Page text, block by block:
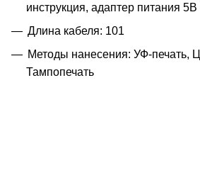
инструкция, адаптер питания 5B
Длина кабеля: 101
Методы нанесения: УФ-печать,
Тампопечать